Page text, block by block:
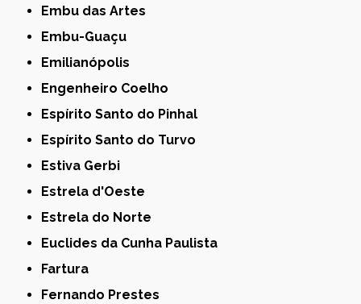
Embu das Artes
Embu-Guaçu
Emilianópolis
Engenheiro Coelho
Espírito Santo do Pinhal
Espírito Santo do Turvo
Estiva Gerbi
Estrela d'Oeste
Estrela do Norte
Euclides da Cunha Paulista
Fartura
Fernando Prestes